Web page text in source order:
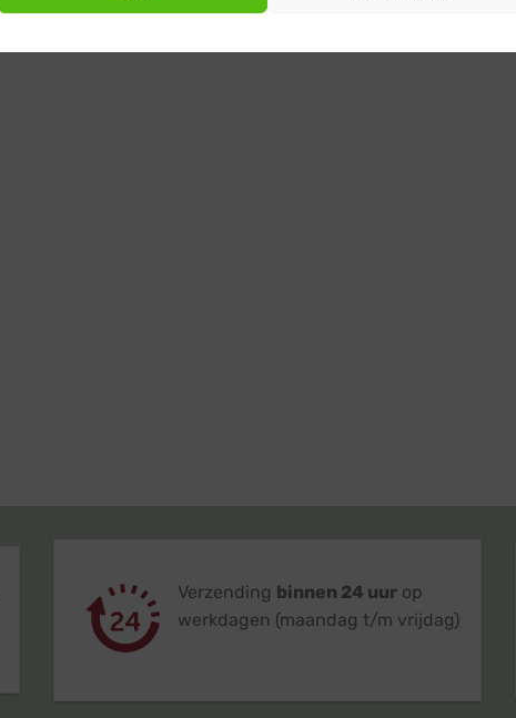
Verzending binnen 24 uurop
werkdagen (maandag t/m vrijdag)